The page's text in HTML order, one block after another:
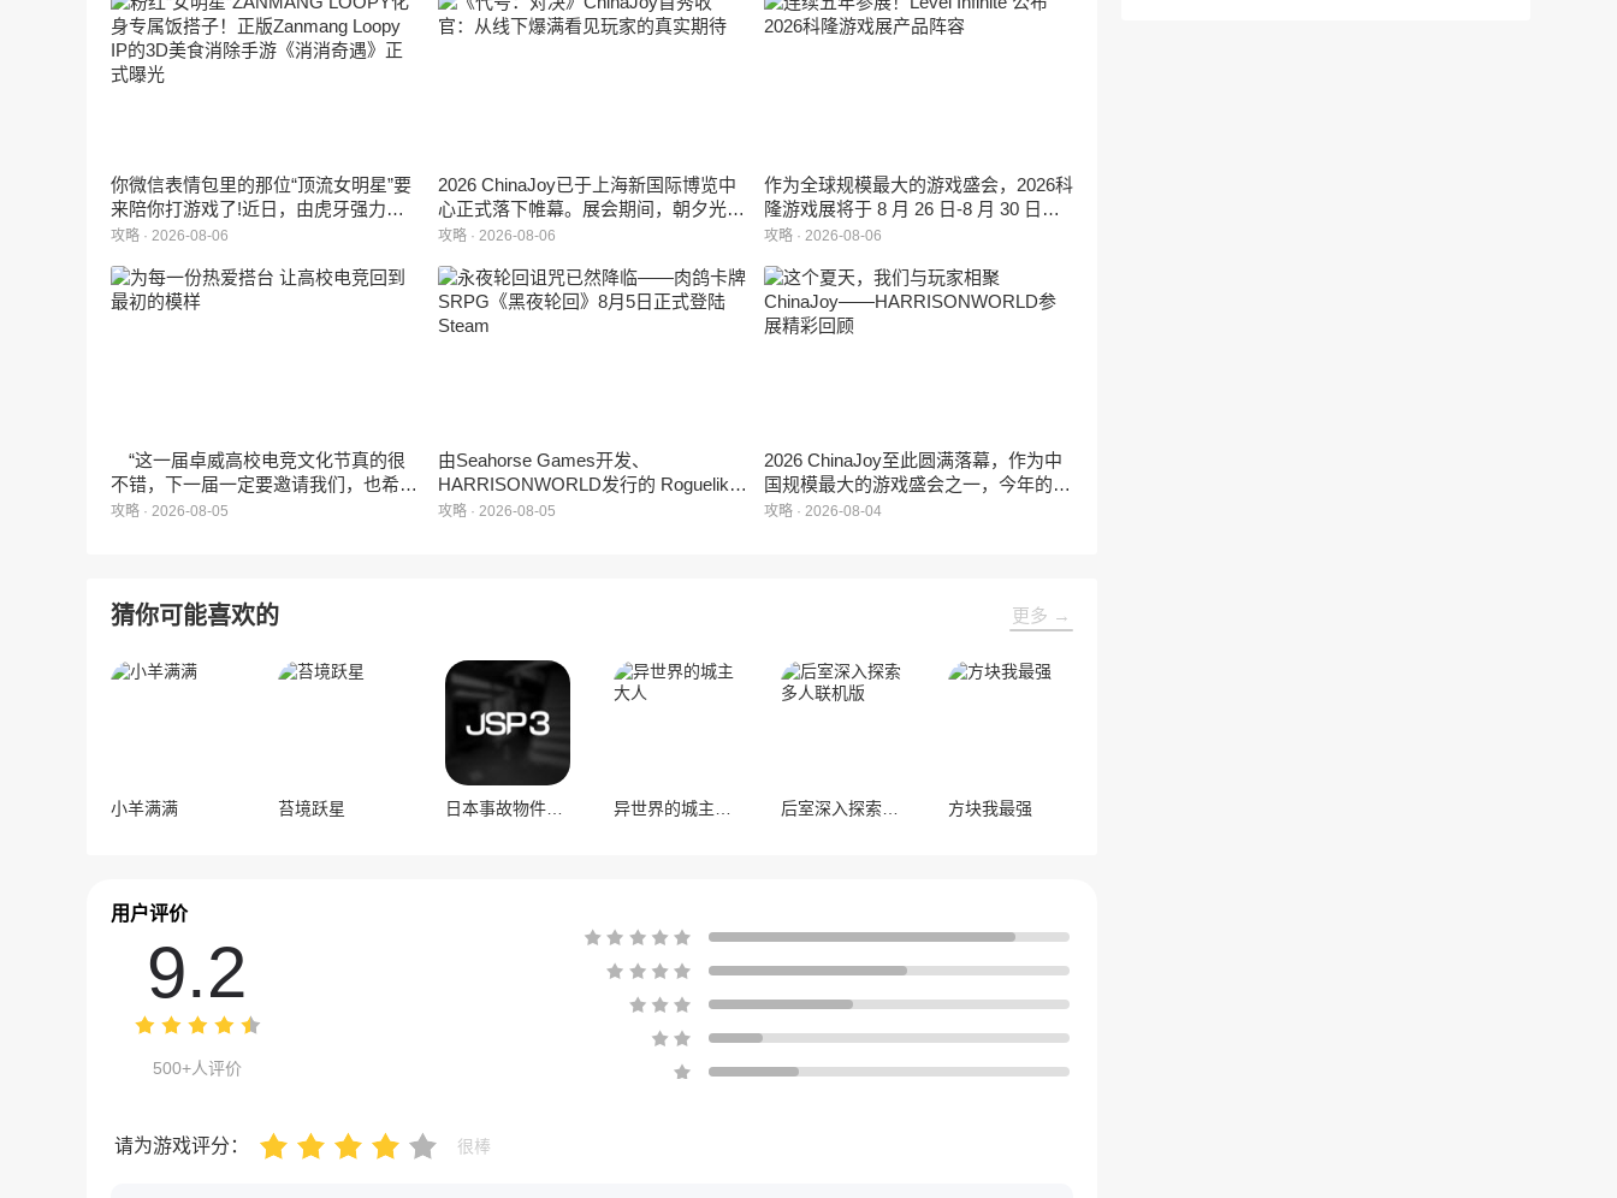
你微信表情包里的那位“顶流女明星”要
来陪你打游戏了!近日，由虎牙强力发
行、正版Zanmang Loopy(赞萌露比)IP
遇》正式曝光。这款产品巧妙融合了
3D立体消除、模拟经营与丰富的互动
攻略 · 2026-08-06
2026 ChinaJoy已于上海新国际博览中
心正式落下帷幕。展会期间，朝夕光年
旗下蓝海工作室自研的多英雄策略射击
相，并向玩家开放试玩。
攻略 · 2026-08-06
作为全球规模最大的游戏盛会，2026科
隆游戏展将于 8 月 26 日-8 月 30 日在
德国举行。日前，科隆游戏展官方宣
罄，这也是科隆游戏展办展史上首次出
现展位一席难求的情况。
攻略 · 2026-08-06
“这一届卓威高校电竞文化节真的很
不错，下一届一定要邀请我们，也希望
能给更多同学一个来到现场的机会。”
攻略 · 2026-08-05
由Seahorse Games开发、
HARRISONWORLD发行的 Roguelike
卡牌战棋游戏 《黑夜轮回》于2026年8
攻略 · 2026-08-05
2026 ChinaJoy至此圆满落幕，作为中
国规模最大的游戏盛会之一，今年的展
馆依旧汇聚了来自全球的游戏厂商、媒
流互动，共同度过了充满欢笑与惊喜的
攻略 · 2026-08-04
猜你可能喜欢的 更多 →
小羊满满 苔境跃星 方块我最强
用户评价
9.2
500+人评价
请为游戏评分： 很棒